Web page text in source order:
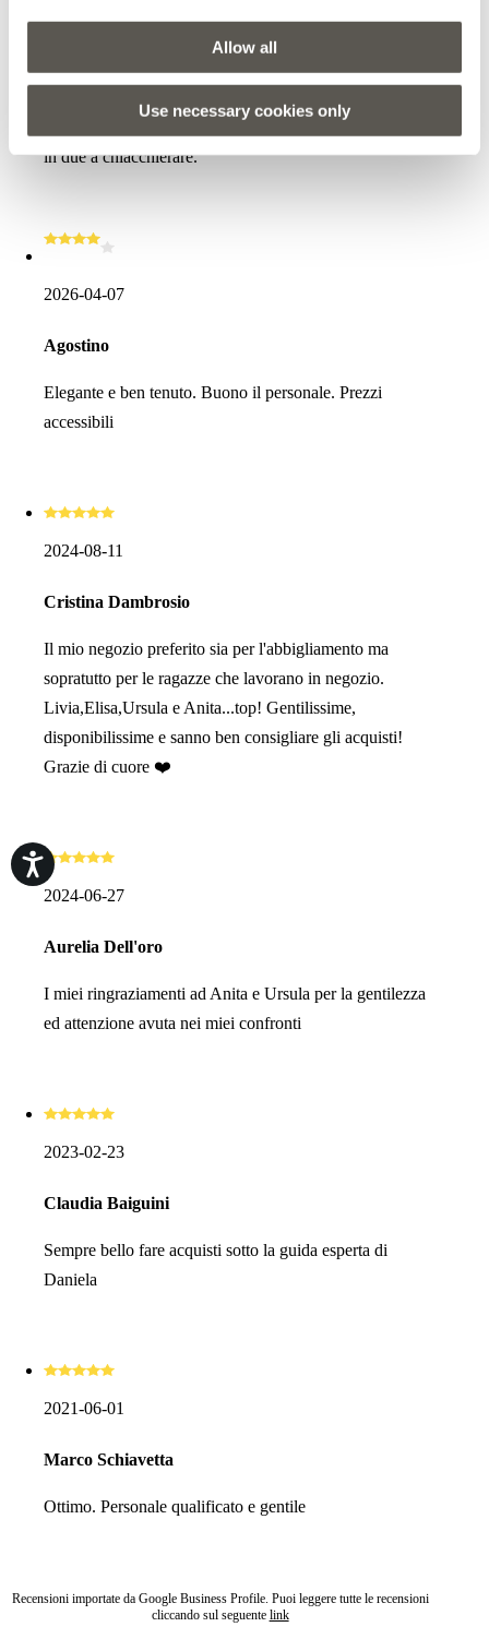
Allow all
Use necessary cookies only
quindi smette di convincermi a comprarla, non propone
nessuna opzione fa una smorfia disturbata e se ne
in due a chiacchierare.
2026-04-07
Agostino
Elegante e ben tenuto. Buono il personale. Prezzi
accessibili
2024-08-11
Cristina Dambrosio
Il mio negozio preferito sia per l'abbigliamento ma
sopratutto per le ragazze che lavorano in negozio.
Livia,Elisa,Ursula e Anita...top! Gentilissime,
disponibilissime e sanno ben consigliare gli acquisti!
Grazie di cuore ❤️
2024-06-27
Aurelia Dell'oro
I miei ringraziamenti ad Anita e Ursula per la gentilezza
ed attenzione avuta nei miei confronti
2023-02-23
Claudia Baiguini
Sempre bello fare acquisti sotto la guida esperta di
Daniela
2021-06-01
Marco Schiavetta
Ottimo. Personale qualificato e gentile
Recensioni importate da Google Business Profile. Puoi leggere tutte le recensioni
cliccando sul seguente link